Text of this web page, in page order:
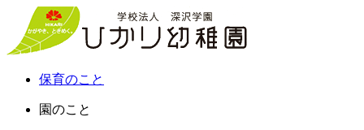
保育のこと
園のこと